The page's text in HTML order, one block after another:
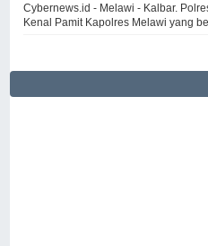
Cybernews.id - Melawi - Kalbar.
Kenal Pamit Kapolres Melawi yang